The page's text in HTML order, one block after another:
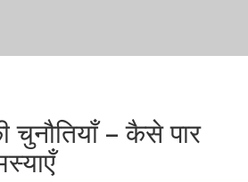
चुनौतियाँ – कैसे पार